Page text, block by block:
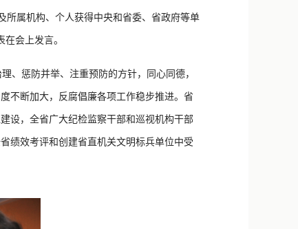
所属机构、个人获得中央和省委、省政府等单
会上发言。
、惩防并举、注重预防的方针，同心同德，
不断加大，反腐倡廉各项工作稳步推进。省
设，全省广大纪检监察干部和巡视机构干部
绩效考评和创建省直机关文明标兵单位中受